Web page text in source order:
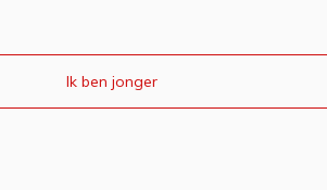
Ik ben jonger